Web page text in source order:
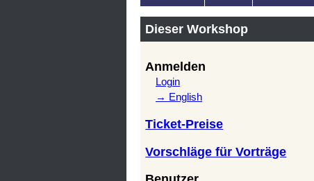
Dieser Workshop
Anmelden
Login
→ English
Ticket-Preise
Vorschläge für Vorträge